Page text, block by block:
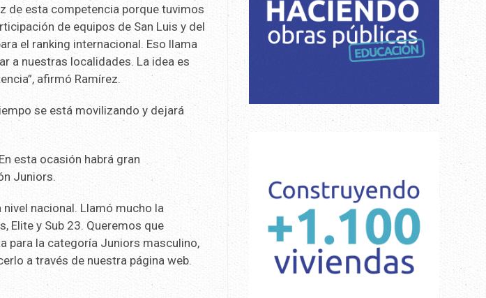
de esta competencia porque tuvimos
de equipos de San Luis y del
el ranking internacional. Eso llama
a nuestras localidades. La idea es
afirmó Ramírez.
se está movilizando y dejará
esta ocasión habrá gran
Juniors.
nacional. Llamó mucho la
Elite y Sub 23. Queremos que
para la categoría Juniors masculino,
a través de nuestra página web.